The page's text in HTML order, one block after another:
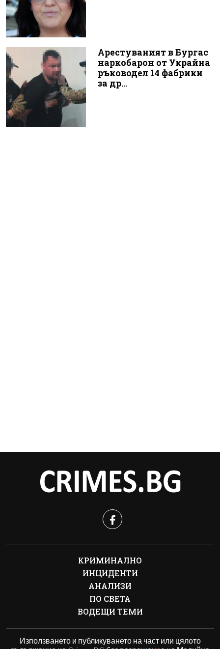
Арестуваният в Бургас
наркобарон от Украйна
ръководел 14 фабрики
за др...
КРИМИНАЛНО
ИНЦИДЕНТИ
АНАЛИЗИ
ПО СВЕТА
ВОДЕЩИ ТЕМИ
Използването и публикуването на част или цялото